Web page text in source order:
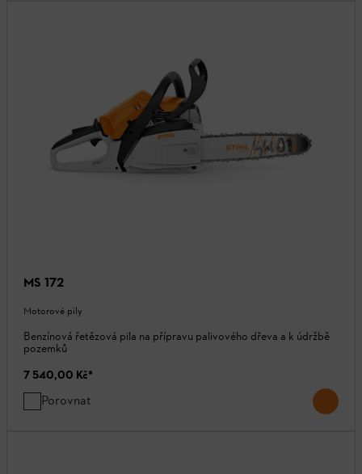
MS 172
Motorové pily
Benzínová řetězová pila na přípravu palivového dřeva a k údržbě
pozemků
7 540,00 Kč*
Porovnat